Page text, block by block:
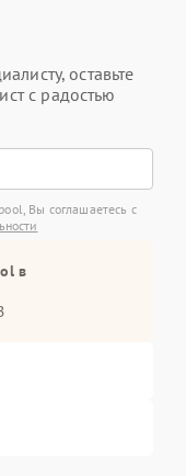
оставьте
с радостью
Вы соглашаетесь с
в